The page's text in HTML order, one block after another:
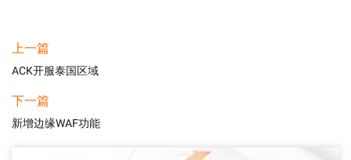
上一篇
ACK开服泰国区域
下一篇
新增边缘WAF功能